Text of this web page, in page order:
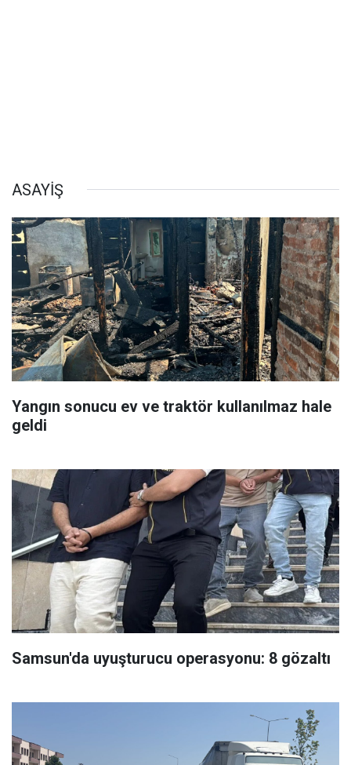
ASAYİŞ
Yangın sonucu ev ve traktör kullanılmaz hale
geldi
Samsun'da uyuşturucu operasyonu: 8 gözaltı